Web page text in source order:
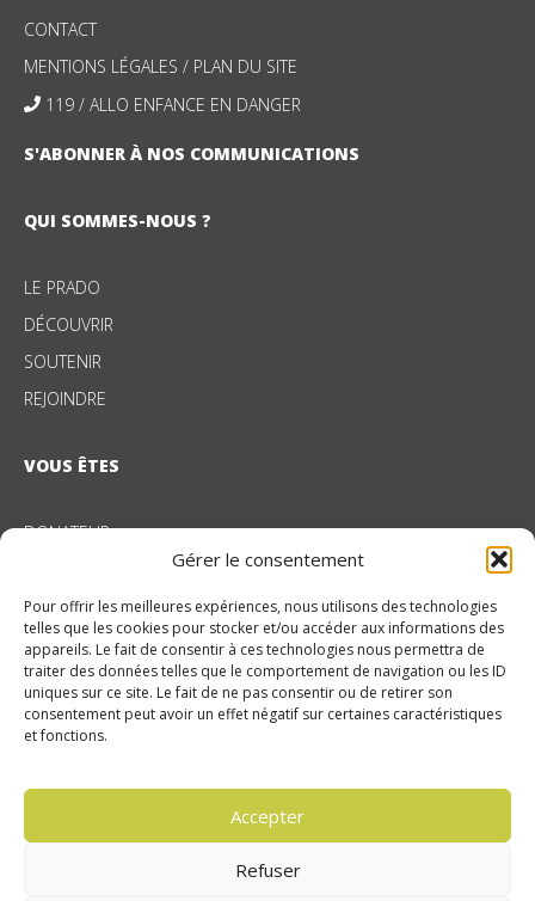
Gérer le consentement
Pour offrir les meilleures expériences, nous utilisons des technologies
telles que les cookies pour stocker et/ou accéder aux informations des
appareils. Le fait de consentir à ces technologies nous permettra de
traiter des données telles que le comportement de navigation ou les ID
uniques sur ce site. Le fait de ne pas consentir ou de retirer son
consentement peut avoir un effet négatif sur certaines caractéristiques
et fonctions.
Accepter
Refuser
QUI SOMMES-NOUS ?
LE PRADO
DÉCOUVRIR
SOUTENIR
REJOINDRE
VOUS ÊTES
DONATEUR
NOS DOMAINES D’ACTION
PROTECTION DE L’ENFANCE
ENFANTS EN SITUATION DE HANDICAP
INSERTION PAR L’ACTIVITÉ ÉCONOMIQUE
CONTACT
MENTIONS LÉGALES / PLAN DU SITE
119 / ALLO ENFANCE EN DANGER
S'ABONNER À NOS COMMUNICATIONS